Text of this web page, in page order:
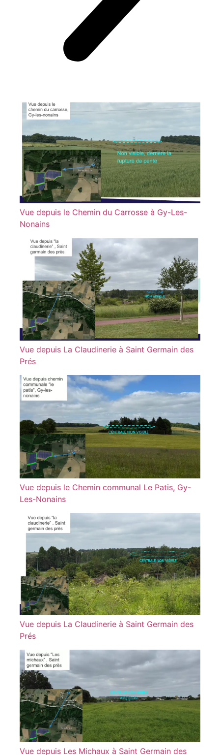
Vue depuis le Chemin du Carrosse à Gy-Les-
Nonains
Vue depuis La Claudinerie à Saint Germain des
Prés
Vue depuis le Chemin communal Le Patis, Gy-
Les-Nonains
Vue depuis La Claudinerie à Saint Germain des
Prés
Vue depuis Les Michaux à Saint Germain des